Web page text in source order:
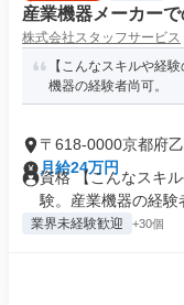
産業機器メーカー
株式会社スタッフサービス
【こんなスキルや経
機器の経験者尚可。
〒618-0000京都府
月給24万円
資格 【こんなスキ
験。産業機器の経験
業界未経験歓迎 +30個